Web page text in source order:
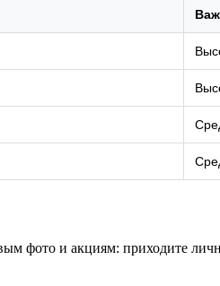
фото и акциям: приходите